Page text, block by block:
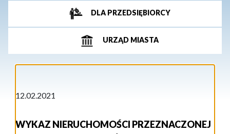
DLA PRZEDSIĘBIORCY
URZĄD MIASTA
12.02.2021
WYKAZ NIERUCHOMOŚCI PRZEZNACZONEJ